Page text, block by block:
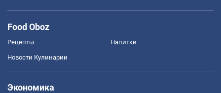
Food Oboz
Рецепты Напитки
Новости Кулинарии
Экономика